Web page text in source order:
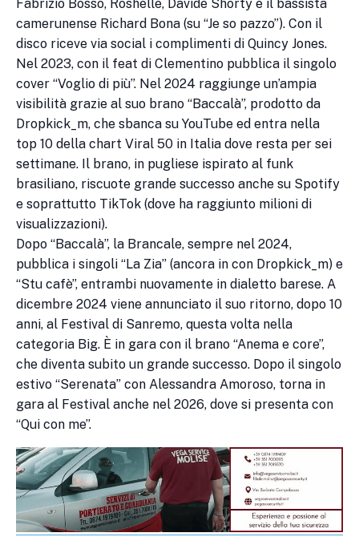
Fabrizio Bosso, Roshelle, Davide Shorty e il bassista
camerunense Richard Bona (su “Je so pazzo”). Con il
disco riceve via social i complimenti di Quincy Jones.
Nel 2023, con il feat di Clementino pubblica il singolo
cover “Voglio di più”. Nel 2024 raggiunge un’ampia
visibilità grazie al suo brano “Baccalà”, prodotto da
Dropkick_m, che sbanca su YouTube ed entra nella
top 10 della chart Viral 50 in Italia dove resta per sei
settimane. Il brano, in pugliese ispirato al funk
brasiliano, riscuote grande successo anche su Spotify
e soprattutto TikTok (dove ha raggiunto milioni di
visualizzazioni).
Dopo “Baccalà”, la Brancale, sempre nel 2024,
pubblica i singoli “La Zia” (ancora in con Dropkick_m) e
“Stu cafè”, entrambi nuovamente in dialetto barese. A
dicembre 2024 viene annunciato il suo ritorno, dopo 10
anni, al Festival di Sanremo, questa volta nella
categoria Big. È in gara con il brano “Anema e core”,
che diventa subito un grande successo. Dopo il singolo
estivo “Serenata” con Alessandra Amoroso, torna in
gara al Festival anche nel 2026, dove si presenta con
“Qui con me”.